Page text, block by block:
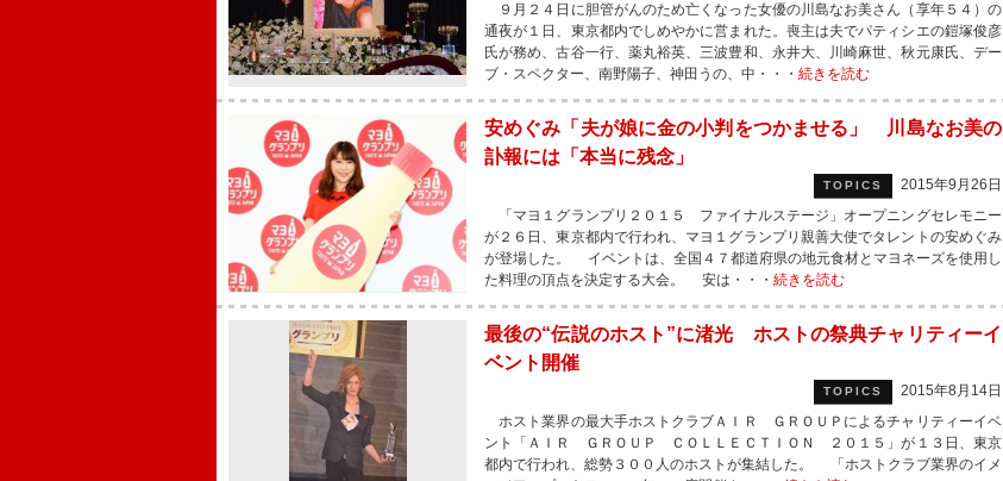
９月２４日に胆管がんのため亡くなった女優の川島なお美さん（享年５４）の
通夜が１日、東京都内でしめやかに営まれた。喪主は夫でパティシエの鎧塚俊彦
氏が務め、古谷一行、薬丸裕英、三波豊和、永井大、川崎麻世、秋元康氏、デー
ブ・スペクター、南野陽子、神田うの、中・・・ 続きを読む
安めぐみ「夫が娘に金の小判をつかませる」 川島なお美の
訃報には「本当に残念」
TOPICS
2015年9月26日
「マヨ１グランプリ２０１５ ファイナルステージ」オープニングセレモニー
が２６日、東京都内で行われ、マヨ１グランプリ親善大使でタレントの安めぐみ
が登場した。 イベントは、全国４７都道府県の地元食材とマヨネーズを使用し
た料理の頂点を決定する大会。 安は・・・ 続きを読む
最後の“伝説のホスト”に渚光 ホストの祭典チャリティーイ
ベント開催
TOPICS
2015年8月14日
ホスト業界の最大手ホストクラブＡＩＲ ＧＲＯＵＰによるチャリティーイベ
ント「ＡＩＲ ＧＲＯＵＰ ＣＯＬＬＥＣＴＩＯＮ ２０１５」が１３日、東京
都内で行われ、総勢３００人のホストが集結した。 「ホストクラブ業界のイメ